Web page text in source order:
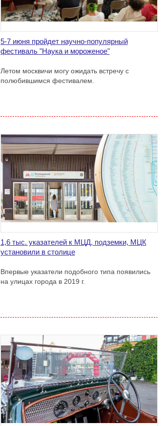
5-7 июня пройдет научно-популярный
фестиваль "Наука и мороженое"
Летом москвичи могу ожидать встречу с
полюбившимся фестивалем.
1,6 тыс. указателей к МЦД, подземки, МЦК
установили в столице
Впервые указатели подобного типа появились
на улицах города в 2019 г.